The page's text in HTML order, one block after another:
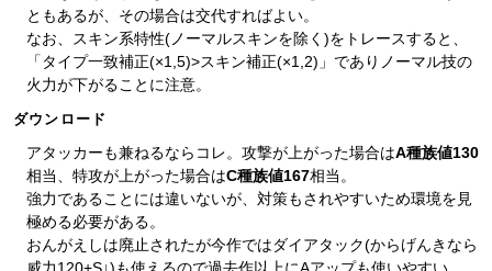
ともあるが、その場合は交代すればよい。
なお、スキン系特性(ノーマルスキンを除く)をトレースすると、
「タイプ一致補正(×1,5)>スキン補正(×1,2)」でありノーマル技の
火力が下がることに注意。
ダウンロード
アタッカーも兼ねるならコレ。攻撃が上がった場合はA種族値130
相当、特攻が上がった場合はC種族値167相当。
強力であることには違いないが、対策もされやすいため環境を見
極める必要がある。
おんがえしは廃止されたが今作ではダイアタック(からげんきなら